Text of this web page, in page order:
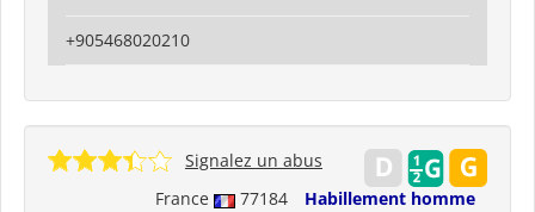
+905468020210
France 77184 Habillement homme
Signalez un abus